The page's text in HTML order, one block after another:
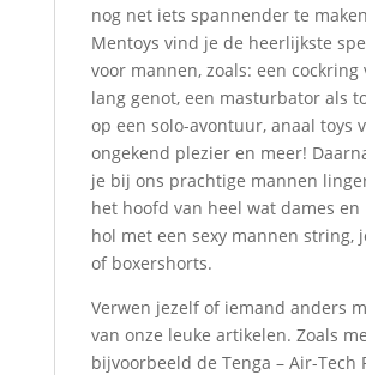
nog net iets spannender te
Mentoys vind je de heerlijkste
voor mannen, zoals: een cockring
lang genot, een masturbator als
op een solo-avontuur, anaal toys
ongekend plezier en meer!
je bij ons prachtige mannen
het hoofd van heel wat dames en
hol met een sexy mannen string,
of boxershorts.
Verwen jezelf of iemand anders
van onze leuke artikelen. Zoals
bijvoorbeeld de Tenga – Air-Tech